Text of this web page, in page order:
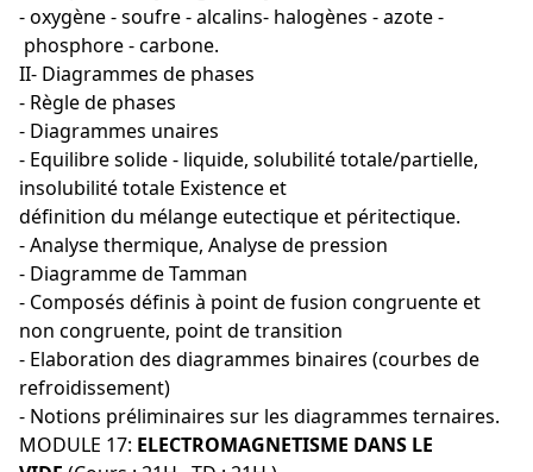
- oxygène - soufre - alcalins- halogènes - azote -
phosphore - carbone.
II- Diagrammes de phases
- Règle de phases
- Diagrammes unaires
- Equilibre solide - liquide, solubilité totale/partielle,
insolubilité totale Existence et
définition du mélange eutectique et péritectique.
- Analyse thermique, Analyse de pression
- Diagramme de Tamman
- Composés définis à point de fusion congruente et
non congruente, point de transition
- Elaboration des diagrammes binaires (courbes de
refroidissement)
- Notions préliminaires sur les diagrammes ternaires.
MODULE 17: ELECTROMAGNETISME DANS LE